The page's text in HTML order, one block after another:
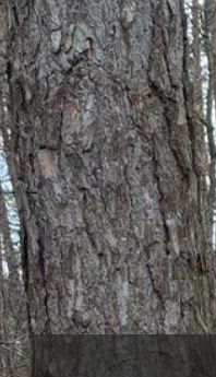
ALLE
DE